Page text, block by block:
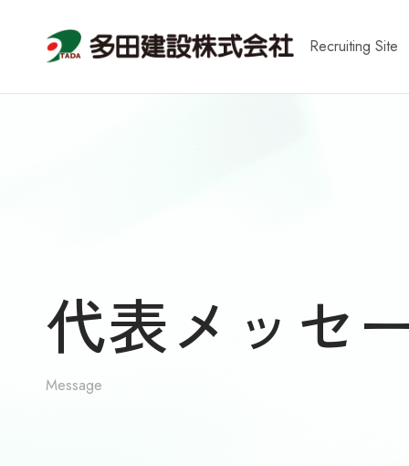
Recruiting Site
代表メッセ
Message